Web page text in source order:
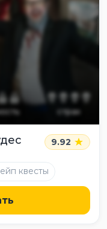
страх
9.92
квесты